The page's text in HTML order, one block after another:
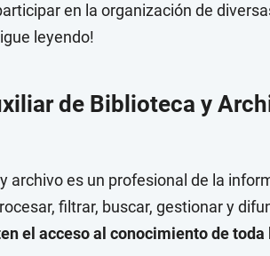
en la organización de
leyendo!
de Biblioteca y
archivo es un profesional de la
filtrar, buscar, gestionar y
el acceso al conocimiento de toda